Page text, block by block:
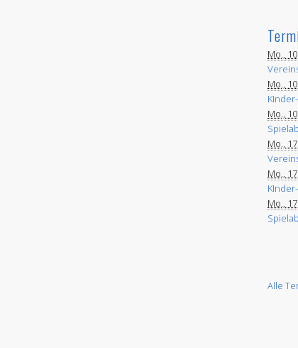
Mo.,
Mo.,
Mo.,
Mo.,
Mo.,
Mo.,
Alle